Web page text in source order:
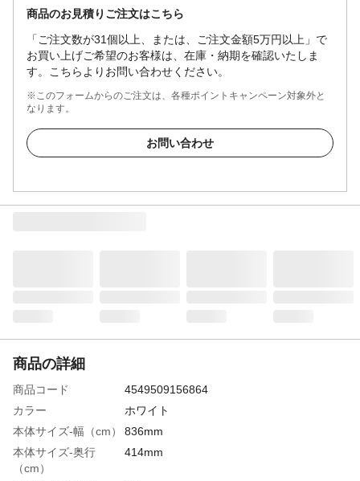
商品のお見積りご注文はこちら
「ご注文数が31個以上、または、ご注文金額5万円以上」で
お買い上げご希望のお客様は、在庫・納期を確認いたしま
す。こちらよりお問い合わせください。
※このフォームからのご注文は、各種ポイントキャンペーン対象外と
なります。
お問い合わせ
商品の詳細
商品コード
4549509156864
カラー
ホワイト
本体サイズ-幅（cm）
836mm
本体サイズ-奥行
（cm）
414mm